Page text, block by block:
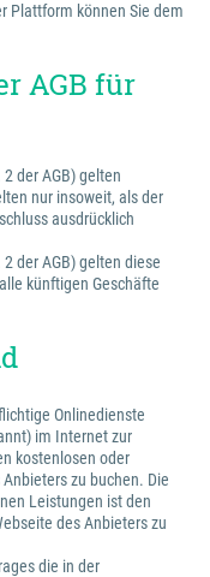
Plattform können Sie dem
AGB für
der AGB) gelten
nur insoweit, als der
ausdrücklich
der AGB) gelten diese
künftigen Geschäfte
Onlinedienste
im Internet zur
kostenlosen oder
zu buchen. Die
Leistungen ist den
des Anbieters zu
die in der